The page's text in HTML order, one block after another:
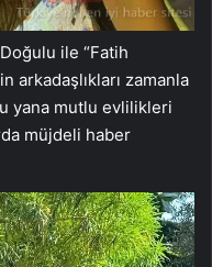
ile “Fatih
arkadaşlıkları zamanla
yana mutlu evlilikleri
müjdeli haber